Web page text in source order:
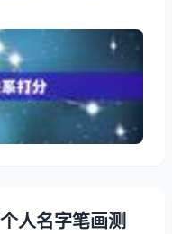
也是不同的。其实名
姓名测试两人关系打
。下面让我们一起用
人关系打分 一、双
自的总笔画计算出
。如： 小丸子的总
人名字笔画测